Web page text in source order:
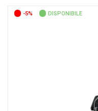
-5% DISPONIBILE